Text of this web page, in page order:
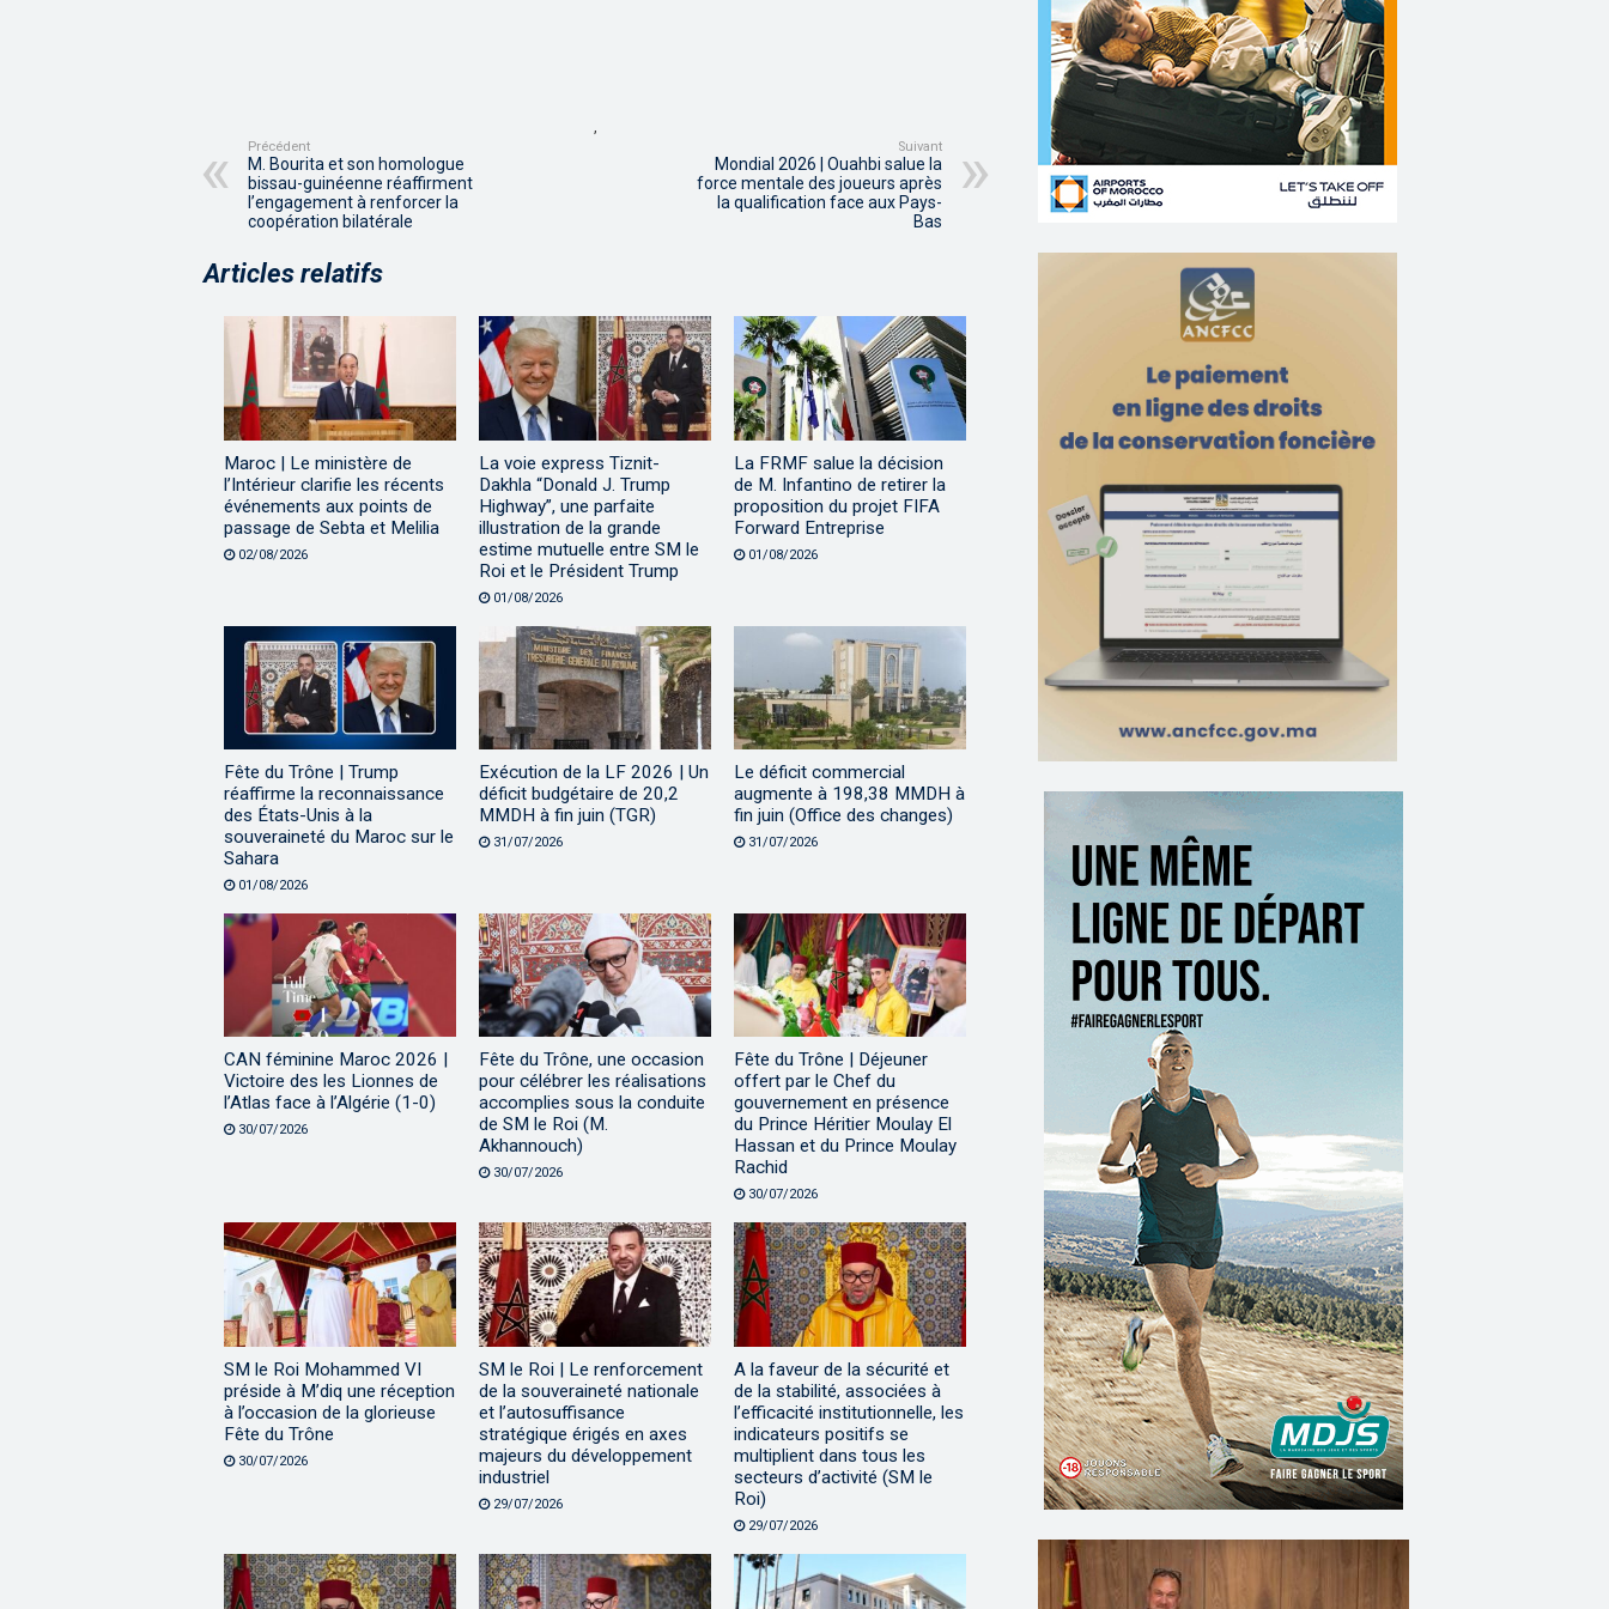
,
Précédent
M. Bourita et son homologue
bissau-guinéenne réaffirment
l’engagement à renforcer la
coopération bilatérale
Suivant
Mondial 2026 | Ouahbi salue la
force mentale des joueurs après
la qualification face aux Pays-
Bas
Articles relatifs
Maroc | Le ministère de
l’Intérieur clarifie les récents
événements aux points de
passage de Sebta et Melilia
02/08/2026
La voie express Tiznit-
Dakhla “Donald J. Trump
Highway”, une parfaite
illustration de la grande
estime mutuelle entre SM le
Roi et le Président Trump
01/08/2026
La FRMF salue la décision
de M. Infantino de retirer la
proposition du projet FIFA
Forward Entreprise
01/08/2026
Fête du Trône | Trump
réaffirme la reconnaissance
des États-Unis à la
souveraineté du Maroc sur le
Sahara
01/08/2026
Exécution de la LF 2026 | Un
déficit budgétaire de 20,2
MMDH à fin juin (TGR)
31/07/2026
Le déficit commercial
augmente à 198,38 MMDH à
fin juin (Office des changes)
31/07/2026
CAN féminine Maroc 2026 |
Victoire des les Lionnes de
l’Atlas face à l’Algérie (1-0)
30/07/2026
Fête du Trône, une occasion
pour célébrer les réalisations
accomplies sous la conduite
de SM le Roi (M.
Akhannouch)
30/07/2026
Fête du Trône | Déjeuner
offert par le Chef du
gouvernement en présence
du Prince Héritier Moulay El
Hassan et du Prince Moulay
Rachid
30/07/2026
SM le Roi Mohammed VI
préside à M’diq une réception
à l’occasion de la glorieuse
Fête du Trône
30/07/2026
SM le Roi | Le renforcement
de la souveraineté nationale
et l’autosuffisance
stratégique érigés en axes
majeurs du développement
industriel
29/07/2026
A la faveur de la sécurité et
de la stabilité, associées à
l’efficacité institutionnelle, les
indicateurs positifs se
multiplient dans tous les
secteurs d’activité (SM le
Roi)
29/07/2026